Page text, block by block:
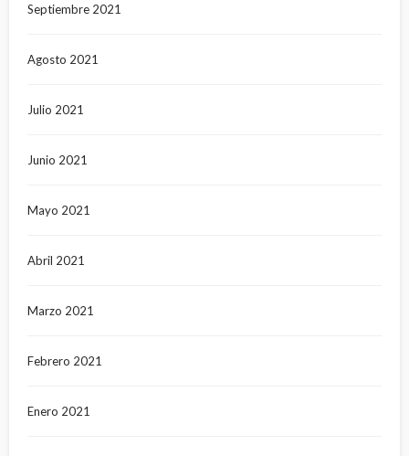
Septiembre 2021
Agosto 2021
Julio 2021
Junio 2021
Mayo 2021
Abril 2021
Marzo 2021
Febrero 2021
Enero 2021